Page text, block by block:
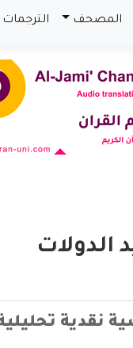
المصحف الترجمات
الدولات
نقدية